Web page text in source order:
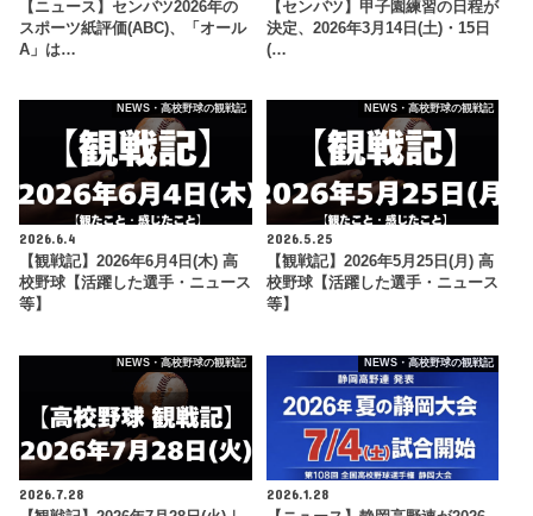
【ニュース】センバツ2026年の
スポーツ紙評価(ABC)、「オール
A」は…
【センバツ】甲子園練習の日程が
決定、2026年3月14日(土)・15日
(…
NEWS・高校野球の観戦記
2026.6.4
【観戦記】2026年6月4日(木) 高
校野球【活躍した選手・ニュース
等】
NEWS・高校野球の観戦記
2026.5.25
【観戦記】2026年5月25日(月) 高
校野球【活躍した選手・ニュース
等】
NEWS・高校野球の観戦記
2026.7.28
NEWS・高校野球の観戦記
2026.1.28